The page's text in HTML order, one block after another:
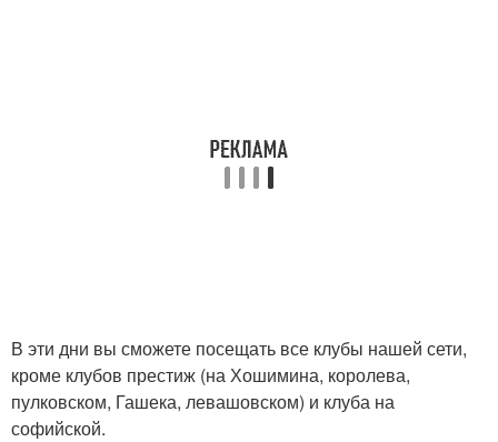
В эти дни вы сможете посещать все клубы нашей сети,
кроме клубов престиж (на Хошимина, королева,
пулковском, Гашека, левашовском) и клуба на
софийской.